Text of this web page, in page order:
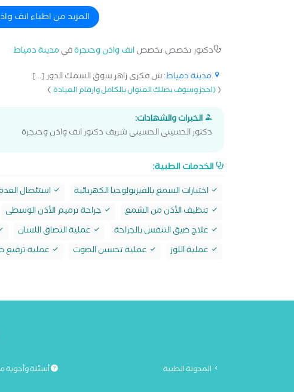
المزيد من اطباء انف
دكتور تخصص تخصصانف واذن وحنجرةفي مدينة دمياط
مدينة دمياط: ش فكرى زاهر سوق السمك الدور [...]
((احجز وسوف يصلك العنوان بالكامل وارقام العيادة)
الخبرات والشهادات:
دكتور الحسينى الحسينى شريف دكتور انف واذن وحنجرة
الخدمات الطبية:
اختبارات السمع بالفيزيولوجيا الكهربائية استئصال
تنظيف الأذن من الشمع
جراحة ترميم الأذن الوسطى
علاج ضيق التنفس بالجراحة
عملية التصاق اللسان
عملية اللوز
عملية تحسين الصوت عملية ترقيع
المدونة الطبية أسئلة وأجوبة